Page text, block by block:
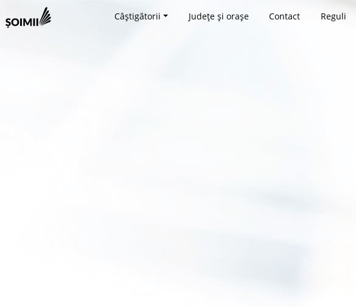
Câștigătorii Județe și orașe Contact Reguli